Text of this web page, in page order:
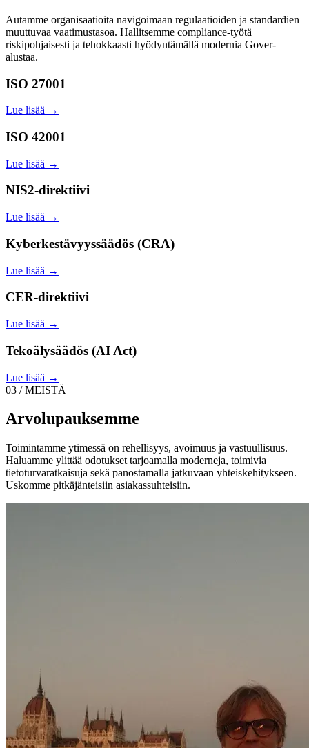
Autamme organisaatioita navigoimaan regulaatioiden ja standardien
muuttuvaa vaatimustasoa. Hallitsemme compliance-työtä
riskipohjaisesti ja tehokkaasti hyödyntämällä modernia Gover-
alustaa.
ISO 27001
Lue lisää →
ISO 42001
Lue lisää →
NIS2-direktiivi
Lue lisää →
Kyberkestävyyssäädös (CRA)
Lue lisää →
CER-direktiivi
Lue lisää →
Tekoälysäädös (AI Act)
Lue lisää →
03 / MEISTÄ
Arvolupauksemme
Toimintamme ytimessä on rehellisyys, avoimuus ja vastuullisuus.
Haluamme ylittää odotukset tarjoamalla moderneja, toimivia
tietoturvaratkaisuja sekä panostamalla jatkuvaan yhteiskehitykseen.
Uskomme pitkäjänteisiin asiakassuhteisiin.